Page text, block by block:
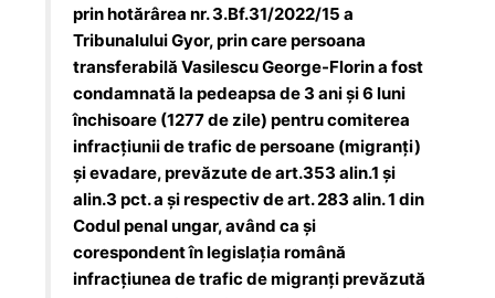
prin hotărârea nr. 3.Bf.31/2022/15 a
Tribunalului Gyor, prin care persoana
transferabilă Vasilescu George-Florin a fost
condamnată la pedeapsa de 3 ani și 6 luni
închisoare (1277 de zile) pentru comiterea
infracțiunii de trafic de persoane (migranți)
și evadare, prevăzute de art.353 alin.1 şi
alin.3 pct. a și respectiv de art. 283 alin. 1 din
Codul penal ungar, având ca şi
corespondent în legislaţia română
infracţiunea de trafic de migranţi prevăzută